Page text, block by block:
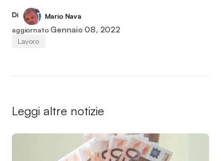
Di
Mario Nava
aggiornato Gennaio 08, 2022
Lavoro
Leggi altre notizie